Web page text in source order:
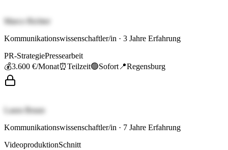
Marco Richter
Kommunikationswissenschaftler/in · 3 Jahre Erfahrung
PR-StrategiePressearbeit
💰3.600 €/Monat⏰Teilzeit🟢Sofort 📍Regensburg
Laura Braun
Kommunikationswissenschaftler/in · 7 Jahre Erfahrung
VideoproduktionSchnitt